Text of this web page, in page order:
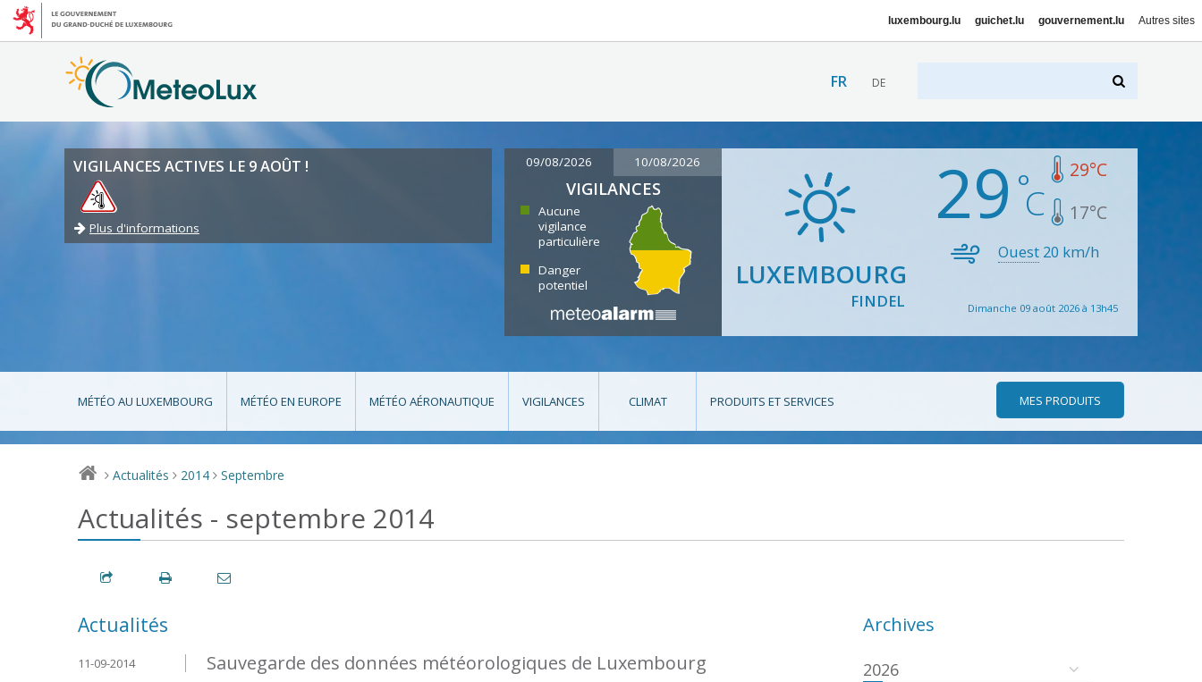
luxembourg.lu guichet.lu gouvernement.lu Autres sites
FR DE
VIGILANCES ACTIVES LE 9 AOÛT !
Plus d'informations
09/08/2026 10/08/2026
VIGILANCES
Aucune
vigilance
particulière
Danger
potentiel
LUXEMBOURG
FINDEL
29 29°C
17°C
Ouest 20 km/h
Dimanche 09 août 2026 à 13h45
MÉTÉO AU LUXEMBOURG MÉTÉO EN EUROPE MÉTÉO AÉRONAUTIQUE VIGILANCES CLIMAT PRODUITS ET SERVICES MES PRODUITS
> Actualités > 2014 > Septembre
Actualités - septembre 2014
Actualités
Sauvegarde des données météorologiques de Luxembourg
11-09-2014
Archives
2026